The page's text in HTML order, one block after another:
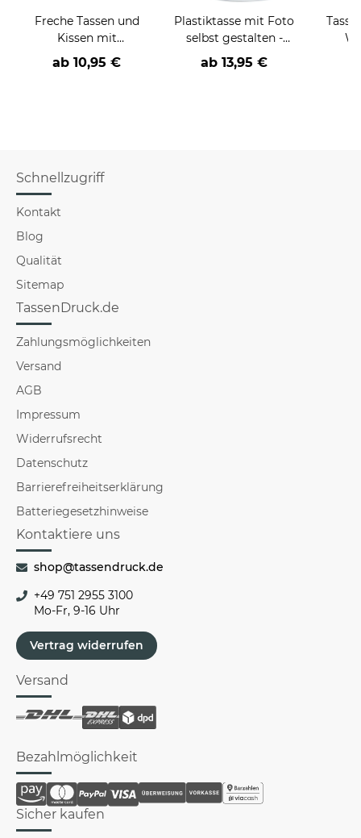
Freche Tassen und
Kissen mit
Blumenmotiv und
Beleidigungsspruch
ab 10,95 €
Plastiktasse mit Foto
selbst gestalten -
BPA-frei
ab 13,95 €
Schnellzugriff
Kontakt
Blog
Qualität
Sitemap
TassenDruck.de
Zahlungsmöglichkeiten
Versand
AGB
Impressum
Widerrufsrecht
Datenschutz
Barrierefreiheitserklärung
Batteriegesetzhinweise
Kontaktiere uns
shop@tassendruck.de
+49 751 2955 3100
Mo-Fr, 9-16 Uhr
Vertrag widerrufen
Versand
Bezahlmöglichkeit
Sicher kaufen